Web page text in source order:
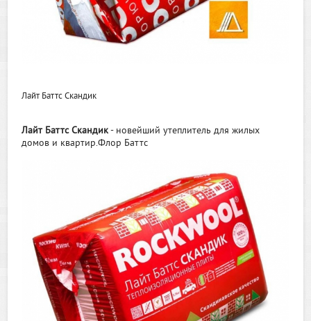
Лайт Баттс Скандик
Лайт Баттс Скандик- новейший утеплитель для жилых
домов и квартир.Флор Баттс